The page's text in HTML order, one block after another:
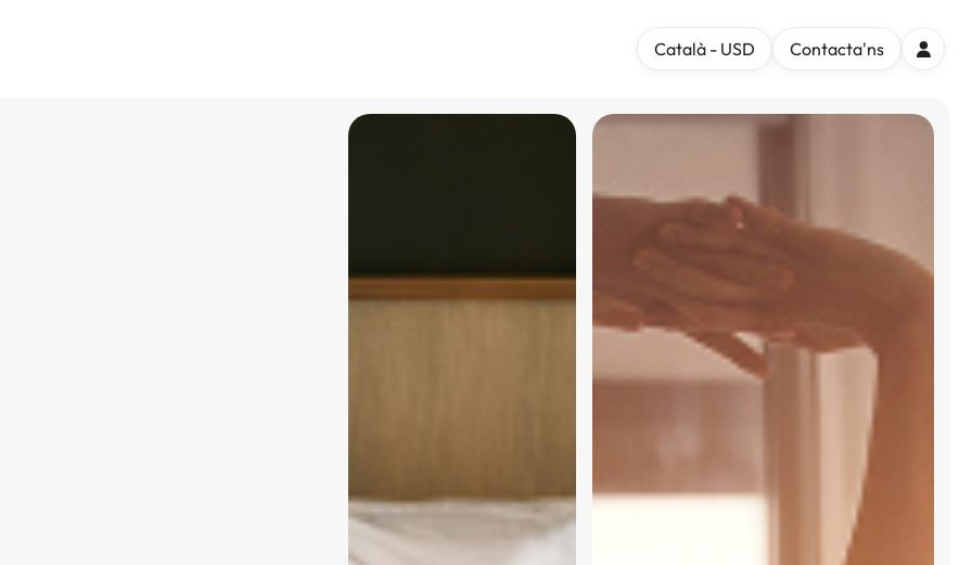
Català - USD Contacta'ns